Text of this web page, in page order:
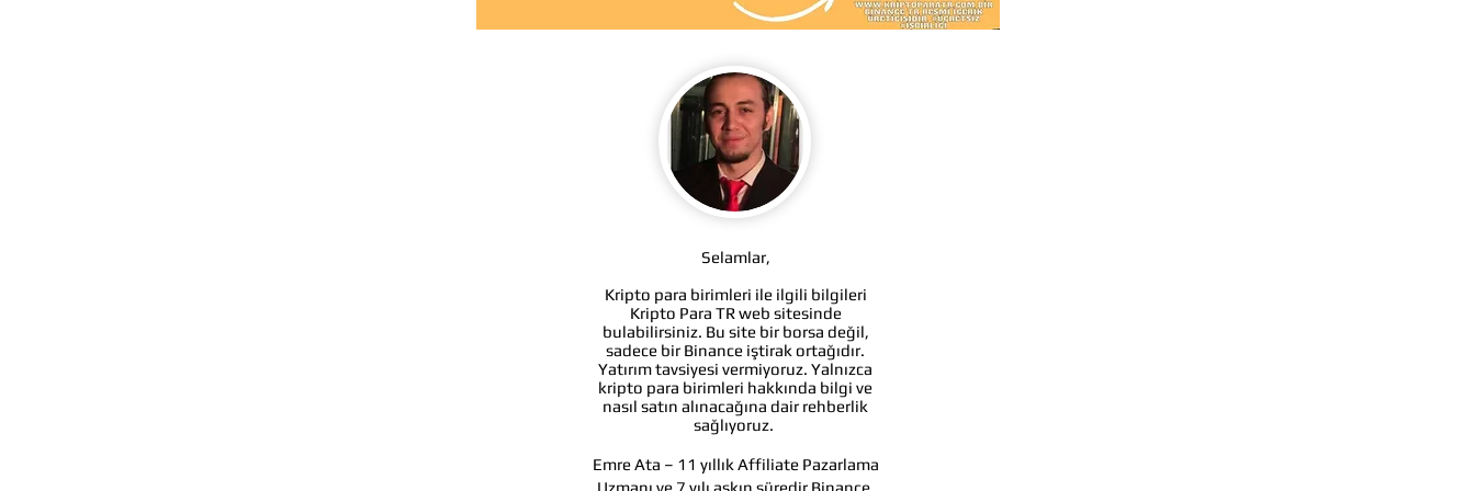
Selamlar,
Kripto para birimleri ile ilgili bilgileri
Kripto Para TR web sitesinde
bulabilirsiniz. Bu site bir borsa değil,
sadece bir Binance iştirak ortağıdır.
Yatırım tavsiyesi vermiyoruz. Yalnızca
kripto para birimleri hakkında bilgi ve
nasıl satın alınacağına dair rehberlik
sağlıyoruz.
Emre Ata – 11 yıllık Affiliate Pazarlama
Uzmanı ve 7 yılı aşkın süredir Binance,